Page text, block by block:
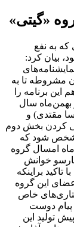
«گیتی»
که به نفع
بیان کرد:
مشروطه تا به
از این هم این برنامه را
بهمن‌ماه سال
مقتدی) و
کردن بخش دوم
مشخص شود که
دوم مهرماه امسال گروه
خوانش
براینکه
این گروه
خاص
پیام دوست
تولید این